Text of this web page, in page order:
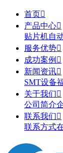
首页
产品中心
贴片机自
服务优势
成功案例 
新闻资讯
SMT设备
关于我们
公司简介
联系我们
联系方式